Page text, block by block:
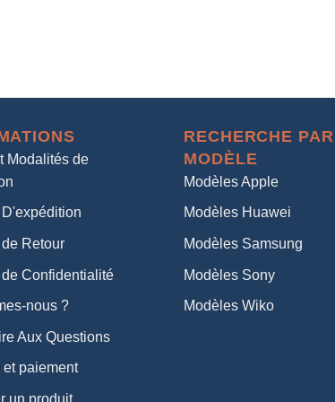
Modalités de
Retour
Confidentialité
nous ?
Aux Questions
et paiement
un produit
RECHERCHE PAR
MODÈLE
Modèles Apple
Modèles Huawei
Modèles Samsung
Modèles Sony
Modèles Wiko